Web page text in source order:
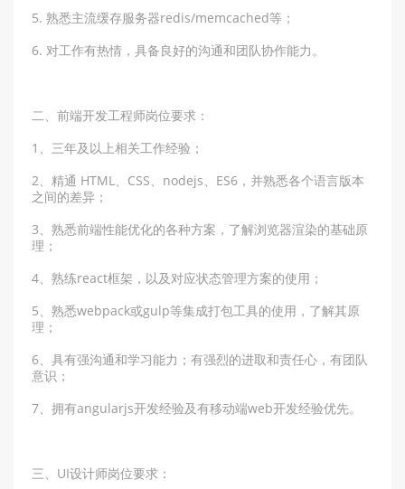
5. 熟悉主流缓存服务器redis/memcached等；
6. 对工作有热情，具备良好的沟通和团队协作能力。
二、前端开发工程师岗位要求：
1、三年及以上相关工作经验；
2、精通 HTML、CSS、nodejs、ES6，并熟悉各个语言版本
之间的差异；
3、熟悉前端性能优化的各种方案，了解浏览器渲染的基础原
理；
4、熟练react框架，以及对应状态管理方案的使用；
5、熟悉webpack或gulp等集成打包工具的使用，了解其原
理；
6、具有强沟通和学习能力；有强烈的进取和责任心，有团队
意识；
7、拥有angularjs开发经验及有移动端web开发经验优先。
三、UI设计师岗位要求：